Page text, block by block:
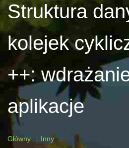
Struktura
kolejek
++:
aplikacje
Główny
Inny